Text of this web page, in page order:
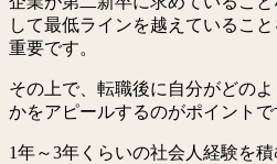
して最低ラインを越えているこ
重要です。
その上で、転職後に自分がどの
かをアピールするのがポイントで
1年～3年くらいの社会人経験を